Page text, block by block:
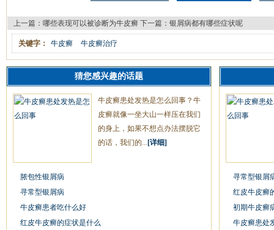
上一篇： 哪些表现可以被诊断为牛皮癣 下一篇： 银屑病都有哪些症状呢
关键字： 牛皮癣 牛皮癣治疗
猜您感兴趣的话题
牛皮癣患处发热是怎么回事？牛
皮癣就像一坐大山一样压在我们
的身上，如果不想点办法摆脱它
的话，我们的... [详细]
脓包性银屑病
寻常型银屑病
牛皮癣患者吃什么好
红皮牛皮癣的症状是什么
寻常型银屑
红皮牛皮癣
初期牛皮癣
牛皮癣患处